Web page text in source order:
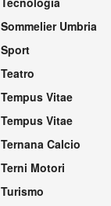
Sommelier Umbria
Sport
Teatro
Tempus Vitae
Tempus Vitae
Ternana Calcio
Terni Motori
Turismo